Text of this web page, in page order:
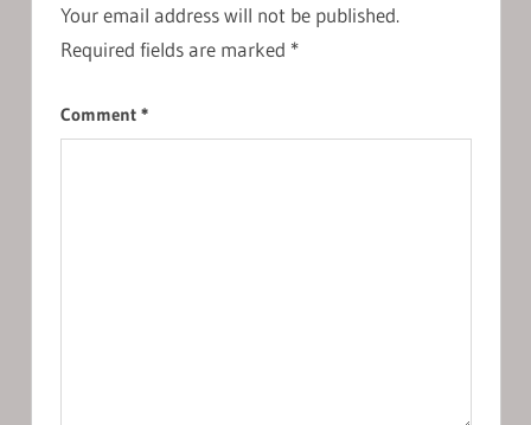
Your email address will not be published.
Required fields are marked *
Comment *